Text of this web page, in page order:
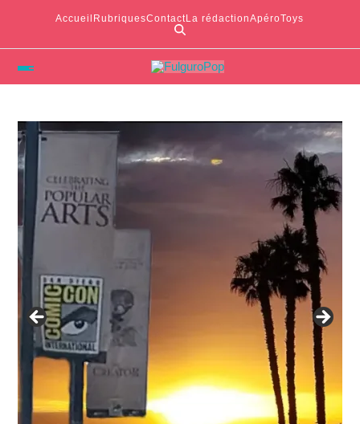
Accueil RubriquesContactLa rédactionApéroToys